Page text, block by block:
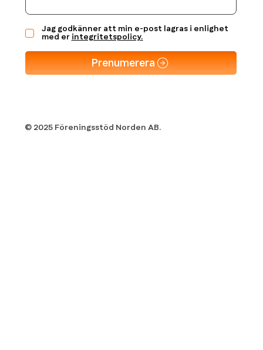
Jag godkänner att min e-post lagras i enlighet
med er integritetspolicy.
Prenumerera
© 2025 Föreningsstöd Norden AB.